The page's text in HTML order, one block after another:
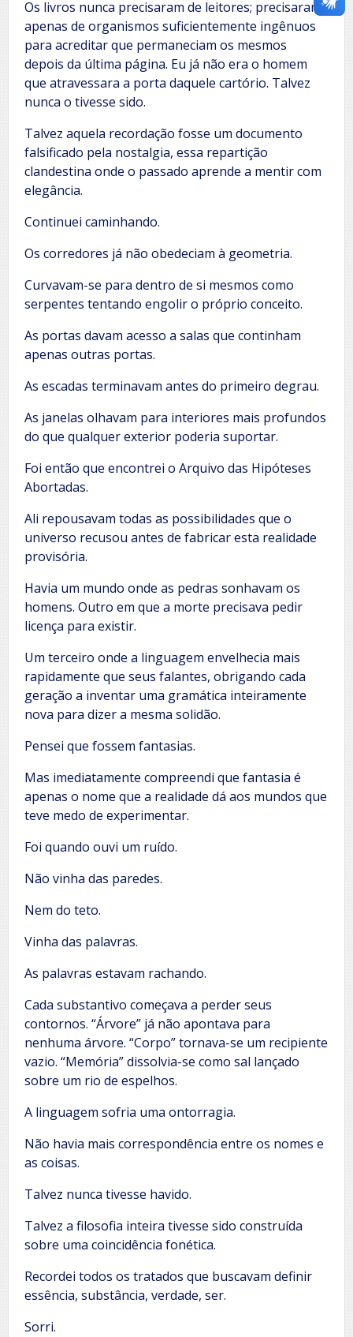
Os livros nunca precisaram de leitores; precisaram
apenas de organismos suficientemente ingênuos
para acreditar que permaneciam os mesmos
depois da última página. Eu já não era o homem
que atravessara a porta daquele cartório. Talvez
nunca o tivesse sido.
Talvez aquela recordação fosse um documento
falsificado pela nostalgia, essa repartição
clandestina onde o passado aprende a mentir com
elegância.
Continuei caminhando.
Os corredores já não obedeciam à geometria.
Curvavam-se para dentro de si mesmos como
serpentes tentando engolir o próprio conceito.
As portas davam acesso a salas que continham
apenas outras portas.
As escadas terminavam antes do primeiro degrau.
As janelas olhavam para interiores mais profundos
do que qualquer exterior poderia suportar.
Foi então que encontrei o Arquivo das Hipóteses
Abortadas.
Ali repousavam todas as possibilidades que o
universo recusou antes de fabricar esta realidade
provisória.
Havia um mundo onde as pedras sonhavam os
homens. Outro em que a morte precisava pedir
licença para existir.
Um terceiro onde a linguagem envelhecia mais
rapidamente que seus falantes, obrigando cada
geração a inventar uma gramática inteiramente
nova para dizer a mesma solidão.
Pensei que fossem fantasias.
Mas imediatamente compreendi que fantasia é
apenas o nome que a realidade dá aos mundos que
teve medo de experimentar.
Foi quando ouvi um ruído.
Não vinha das paredes.
Nem do teto.
Vinha das palavras.
As palavras estavam rachando.
Cada substantivo começava a perder seus
contornos. “Árvore” já não apontava para
nenhuma árvore. “Corpo” tornava-se um recipiente
vazio. “Memória” dissolvia-se como sal lançado
sobre um rio de espelhos.
A linguagem sofria uma ontorragia.
Não havia mais correspondência entre os nomes e
as coisas.
Talvez nunca tivesse havido.
Talvez a filosofia inteira tivesse sido construída
sobre uma coincidência fonética.
Recordei todos os tratados que buscavam definir
essência, substância, verdade, ser.
Sorri.